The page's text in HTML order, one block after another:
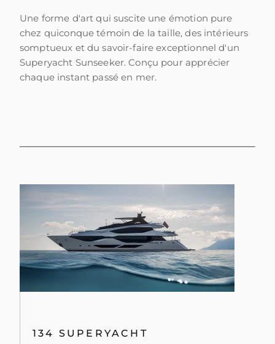
Une forme d'art qui suscite une émotion pure
chez quiconque témoin de la taille, des intérieurs
somptueux et du savoir-faire exceptionnel d'un
Superyacht Sunseeker. Conçu pour apprécier
chaque instant passé en mer.
134 SUPERYACHT